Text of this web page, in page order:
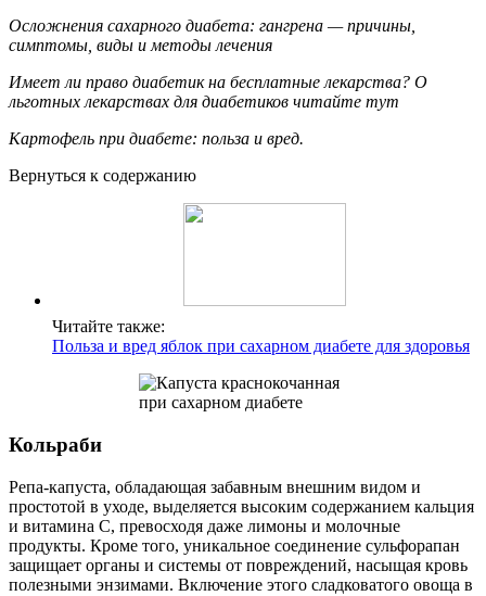
Осложнения сахарного диабета: гангрена — причины,
симптомы, виды и методы лечения
Имеет ли право диабетик на бесплатные лекарства? О
льготных лекарствах для диабетиков читайте тут
Картофель при диабете: польза и вред.
Вернуться к содержанию
Читайте также:
Польза и вред яблок при сахарном диабете для здоровья
Кольраби
Репа-капуста, обладающая забавным внешним видом и
простотой в уходе, выделяется высоким содержанием кальция
и витамина С, превосходя даже лимоны и молочные
продукты. Кроме того, уникальное соединение сульфорапан
защищает органы и системы от повреждений, насыщая кровь
полезными энзимами. Включение этого сладковатого овоща в